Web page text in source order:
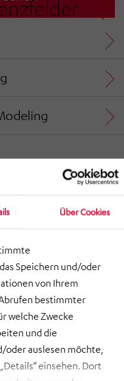
Über Cookies
Speichern und/oder
von Ihrem
bestimmter
welche Zwecke
und die
oder auslesen möchte,
einsehen. Dort
von